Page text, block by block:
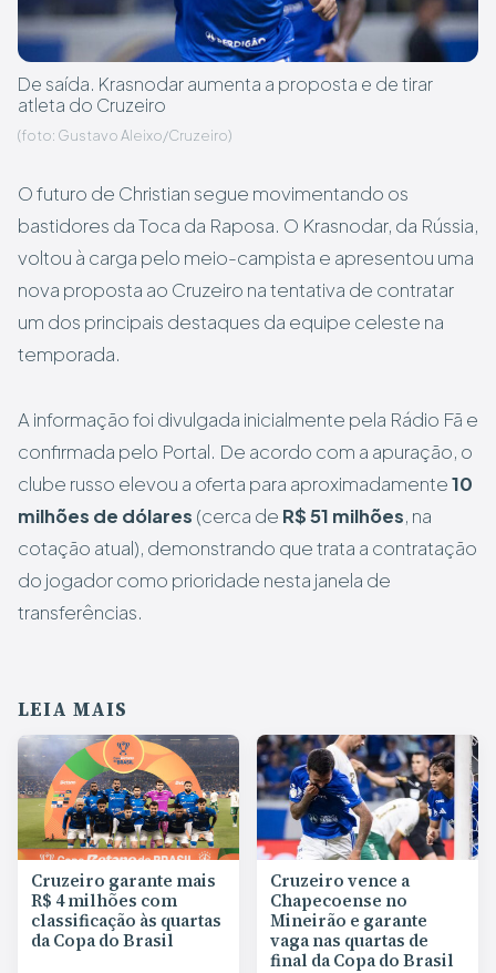
De saída. Krasnodar aumenta a proposta e de tirar
atleta do Cruzeiro
(foto: Gustavo Aleixo/Cruzeiro)
O futuro de Christian segue movimentando os
bastidores da Toca da Raposa. O Krasnodar, da Rússia,
voltou à carga pelo meio-campista e apresentou uma
nova proposta ao Cruzeiro na tentativa de contratar
um dos principais destaques da equipe celeste na
temporada.
A informação foi divulgada inicialmente pela Rádio Fã e
confirmada pelo Portal. De acordo com a apuração, o
clube russo elevou a oferta para aproximadamente10
milhões de dólares (cerca de R$ 51 milhões, na
cotação atual), demonstrando que trata a contratação
do jogador como prioridade nesta janela de
transferências.
LEIA MAIS
Cruzeiro garante mais
R$ 4 milhões com
classificação às quartas
da Copa do Brasil
Cruzeiro vence a
Chapecoense no
Mineirão e garante
vaga nas quartas de
final da Copa do Brasil